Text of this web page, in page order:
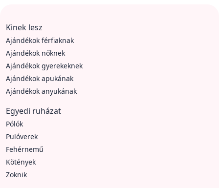
Kinek lesz
Ajándékok férfiaknak
Ajándékok nőknek
Ajándékok gyerekeknek
Ajándékok apukának
Ajándékok anyukának
Egyedi ruházat
Pólók
Pulóverek
Fehérnemű
Kötények
Zoknik